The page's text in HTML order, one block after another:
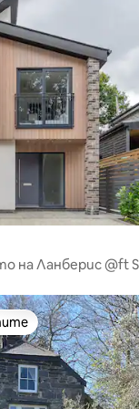
на Ланберис @ft
на гостите